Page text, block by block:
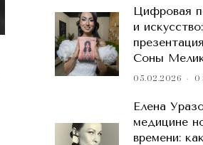
Цифровая
и
Соны
05.02.2026 0
Елена
медицине
времени: